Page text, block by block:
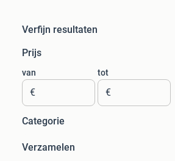
Verfijn resultaten
Prijs
van
€
tot
€
Categorie
Verzamelen